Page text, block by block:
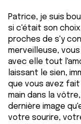
Patrice, je suis
si c'était son
proches de s'y
merveilleuse,
avec elle tout
laissant le sien,
que vous avez fait
main dans la
dernière image
votre sourire,